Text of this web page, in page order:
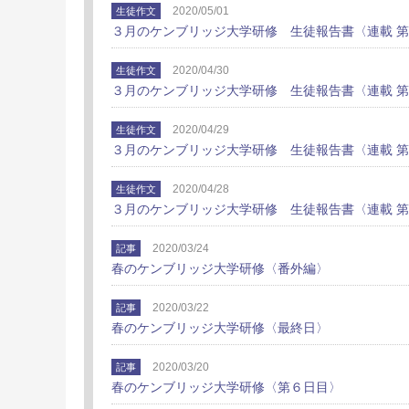
生徒作文 2020/05/01
３月のケンブリッジ大学研修 生徒報告書〈連載 第
生徒作文 2020/04/30
３月のケンブリッジ大学研修 生徒報告書〈連載 第
生徒作文 2020/04/29
３月のケンブリッジ大学研修 生徒報告書〈連載 第
生徒作文 2020/04/28
３月のケンブリッジ大学研修 生徒報告書〈連載 第
記事 2020/03/24
春のケンブリッジ大学研修〈番外編〉
記事 2020/03/22
春のケンブリッジ大学研修〈最終日〉
記事 2020/03/20
春のケンブリッジ大学研修〈第６日目〉